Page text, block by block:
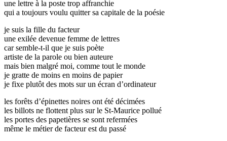
une lettre à la poste trop affranchie
qui a toujours voulu quitter sa capitale de la poésie
je suis la fille du facteur
une exilée devenue femme de lettres
car semble-t-il que je suis poète
artiste de la parole ou bien auteure
mais bien malgré moi, comme tout le monde
je gratte de moins en moins de papier
je fixe plutôt des mots sur un écran d’ordinateur
les forêts d’épinettes noires ont été décimées
les billots ne flottent plus sur le St-Maurice pollué
les portes des papetières se sont refermées
même le métier de facteur est du passé